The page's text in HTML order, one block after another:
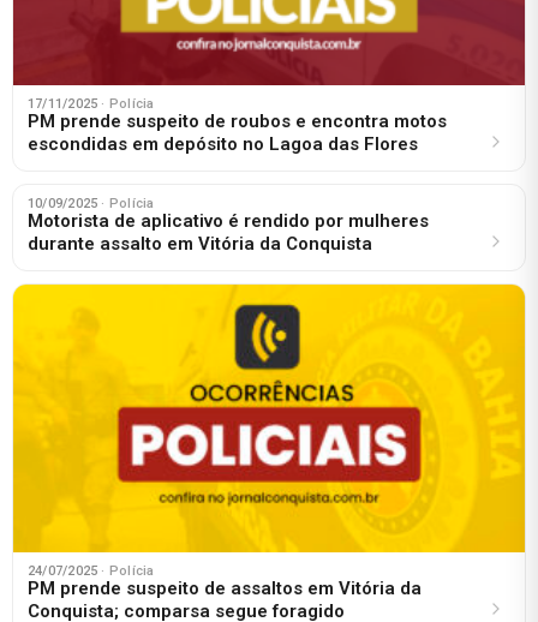
17/11/2025 · Polícia
PM prende suspeito de roubos e encontra motos
escondidas em depósito no Lagoa das Flores
10/09/2025 · Polícia
Motorista de aplicativo é rendido por mulheres
durante assalto em Vitória da Conquista
24/07/2025 · Polícia
PM prende suspeito de assaltos em Vitória da
Conquista; comparsa segue foragido